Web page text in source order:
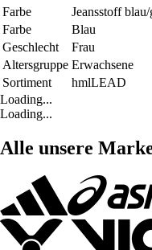
Farbe
Jeansstoff
Farbe
Blau
Geschlecht
Frau
Altersgruppe Erwachsene
Sortiment
hmlLEAD
Loading...
Loading...
Alle unsere